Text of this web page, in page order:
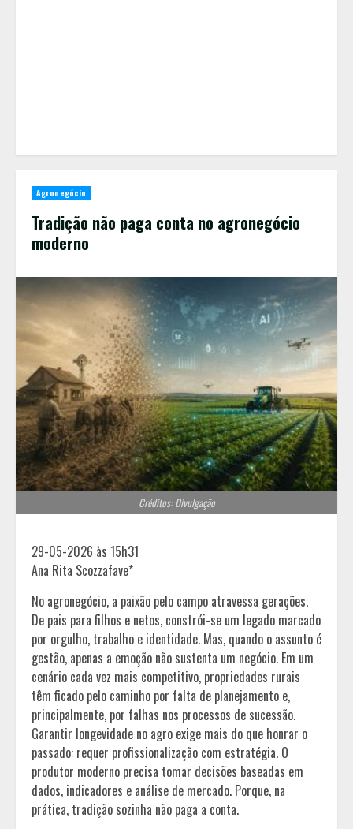
Agronegócio
Tradição não paga conta no agronegócio
moderno
Créditos: Divulgação
29-05-2026 às 15h31
Ana Rita Scozzafave*
No agronegócio, a paixão pelo campo atravessa gerações.
De pais para filhos e netos, constrói-se um legado marcado
por orgulho, trabalho e identidade. Mas, quando o assunto é
gestão, apenas a emoção não sustenta um negócio. Em um
cenário cada vez mais competitivo, propriedades rurais
têm ficado pelo caminho por falta de planejamento e,
principalmente, por falhas nos processos de sucessão.
Garantir longevidade no agro exige mais do que honrar o
passado: requer profissionalização com estratégia. O
produtor moderno precisa tomar decisões baseadas em
dados, indicadores e análise de mercado. Porque, na
prática, tradição sozinha não paga a conta.